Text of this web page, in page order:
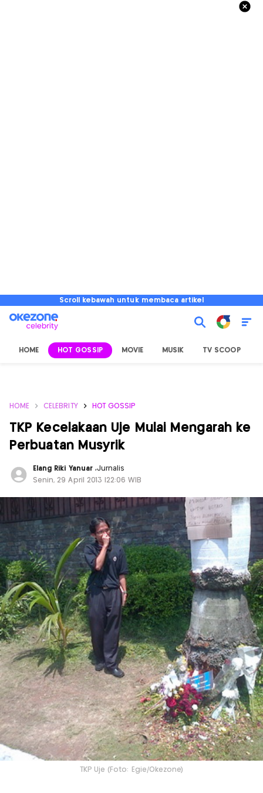
Scroll kebawah untuk membaca artikel
HOME HOT GOSSIP MOVIE MUSIK TV SCOOP
HOME CELEBRITY HOT GOSSIP
TKP Kecelakaan Uje Mulai Mengarah ke
Perbuatan Musyrik
Elang Riki Yanuar ,Jurnalis
Senin, 29 April 2013 |22:06 WIB
TKP Uje (Foto: Egie/Okezone)